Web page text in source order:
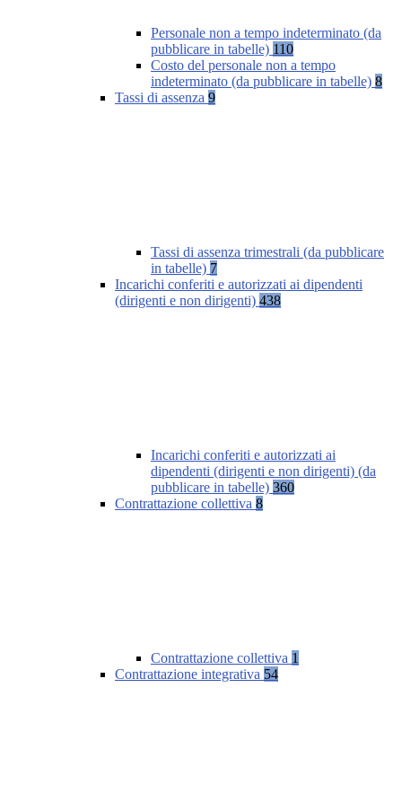
Personale non a tempo indeterminato (da
pubblicare in tabelle) 110
Costo del personale non a tempo
indeterminato (da pubblicare in tabelle) 8
Tassi di assenza 9
Tassi di assenza trimestrali (da pubblicare
in tabelle) 7
Incarichi conferiti e autorizzati ai dipendenti
(dirigenti e non dirigenti) 438
Incarichi conferiti e autorizzati ai
dipendenti (dirigenti e non dirigenti) (da
pubblicare in tabelle) 360
Contrattazione collettiva 8
Contrattazione collettiva 1
Contrattazione integrativa 54